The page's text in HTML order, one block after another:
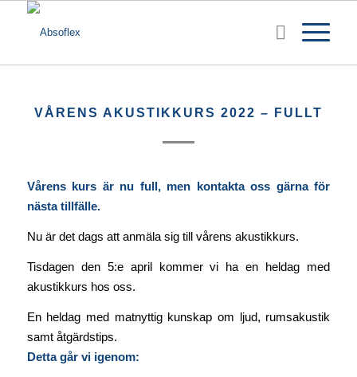
VÅRENS AKUSTIKKURS 2022 – FULLT
Vårens kurs är nu full, men kontakta oss gärna för
nästa tillfälle.
Nu är det dags att anmäla sig till vårens akustikkurs.
Tisdagen den 5:e april kommer vi ha en heldag med
akustikkurs hos oss.
En heldag med matnyttig kunskap om ljud, rumsakustik
samt åtgärdstips.
Detta går vi igenom: